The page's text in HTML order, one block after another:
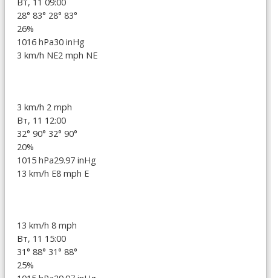
28° 83° 28° 83°
26%
1016 hPa30 inHg
3 km/h NE2 mph NE
3 km/h 2 mph
Вт, 11 12:00
32° 90° 32° 90°
20%
1015 hPa29.97 inHg
13 km/h E8 mph E
13 km/h 8 mph
Вт, 11 15:00
31° 88° 31° 88°
25%